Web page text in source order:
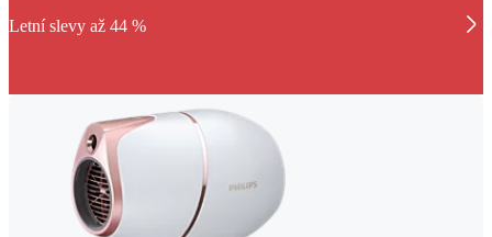
Letní slevy až 44 %